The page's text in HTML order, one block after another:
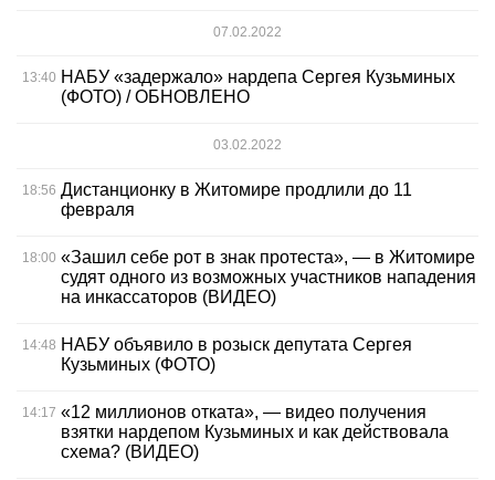
07.02.2022
13:40 НАБУ «задержало» нардепа Сергея Кузьминых
(ФОТО) / ОБНОВЛЕНО
03.02.2022
18:56 Дистанционку в Житомире продлили до 11
февраля
18:00 «Зашил себе рот в знак протеста», — в Житомире
судят одного из возможных участников нападения
на инкассаторов (ВИДЕО)
14:48 НАБУ объявило в розыск депутата Сергея
Кузьминых (ФОТО)
14:17 «12 миллионов отката», — видео получения
взятки нардепом Кузьминых и как действовала
схема? (ВИДЕО)